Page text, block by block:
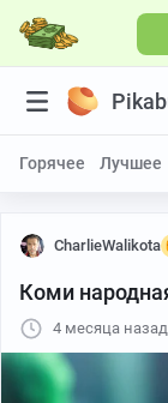
Горячее Лучшее
CharlieWalikota
Коми
4 месяца назад